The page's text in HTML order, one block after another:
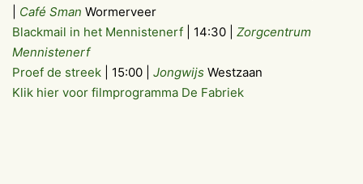
Café Sman Wormerveer
Blackmail in het Mennistenerf | 14:30 | Zorgcentrum
Mennistenerf
Proef de streek | 15:00 | Jongwijs Westzaan
Klik hier voor filmprogramma De Fabriek